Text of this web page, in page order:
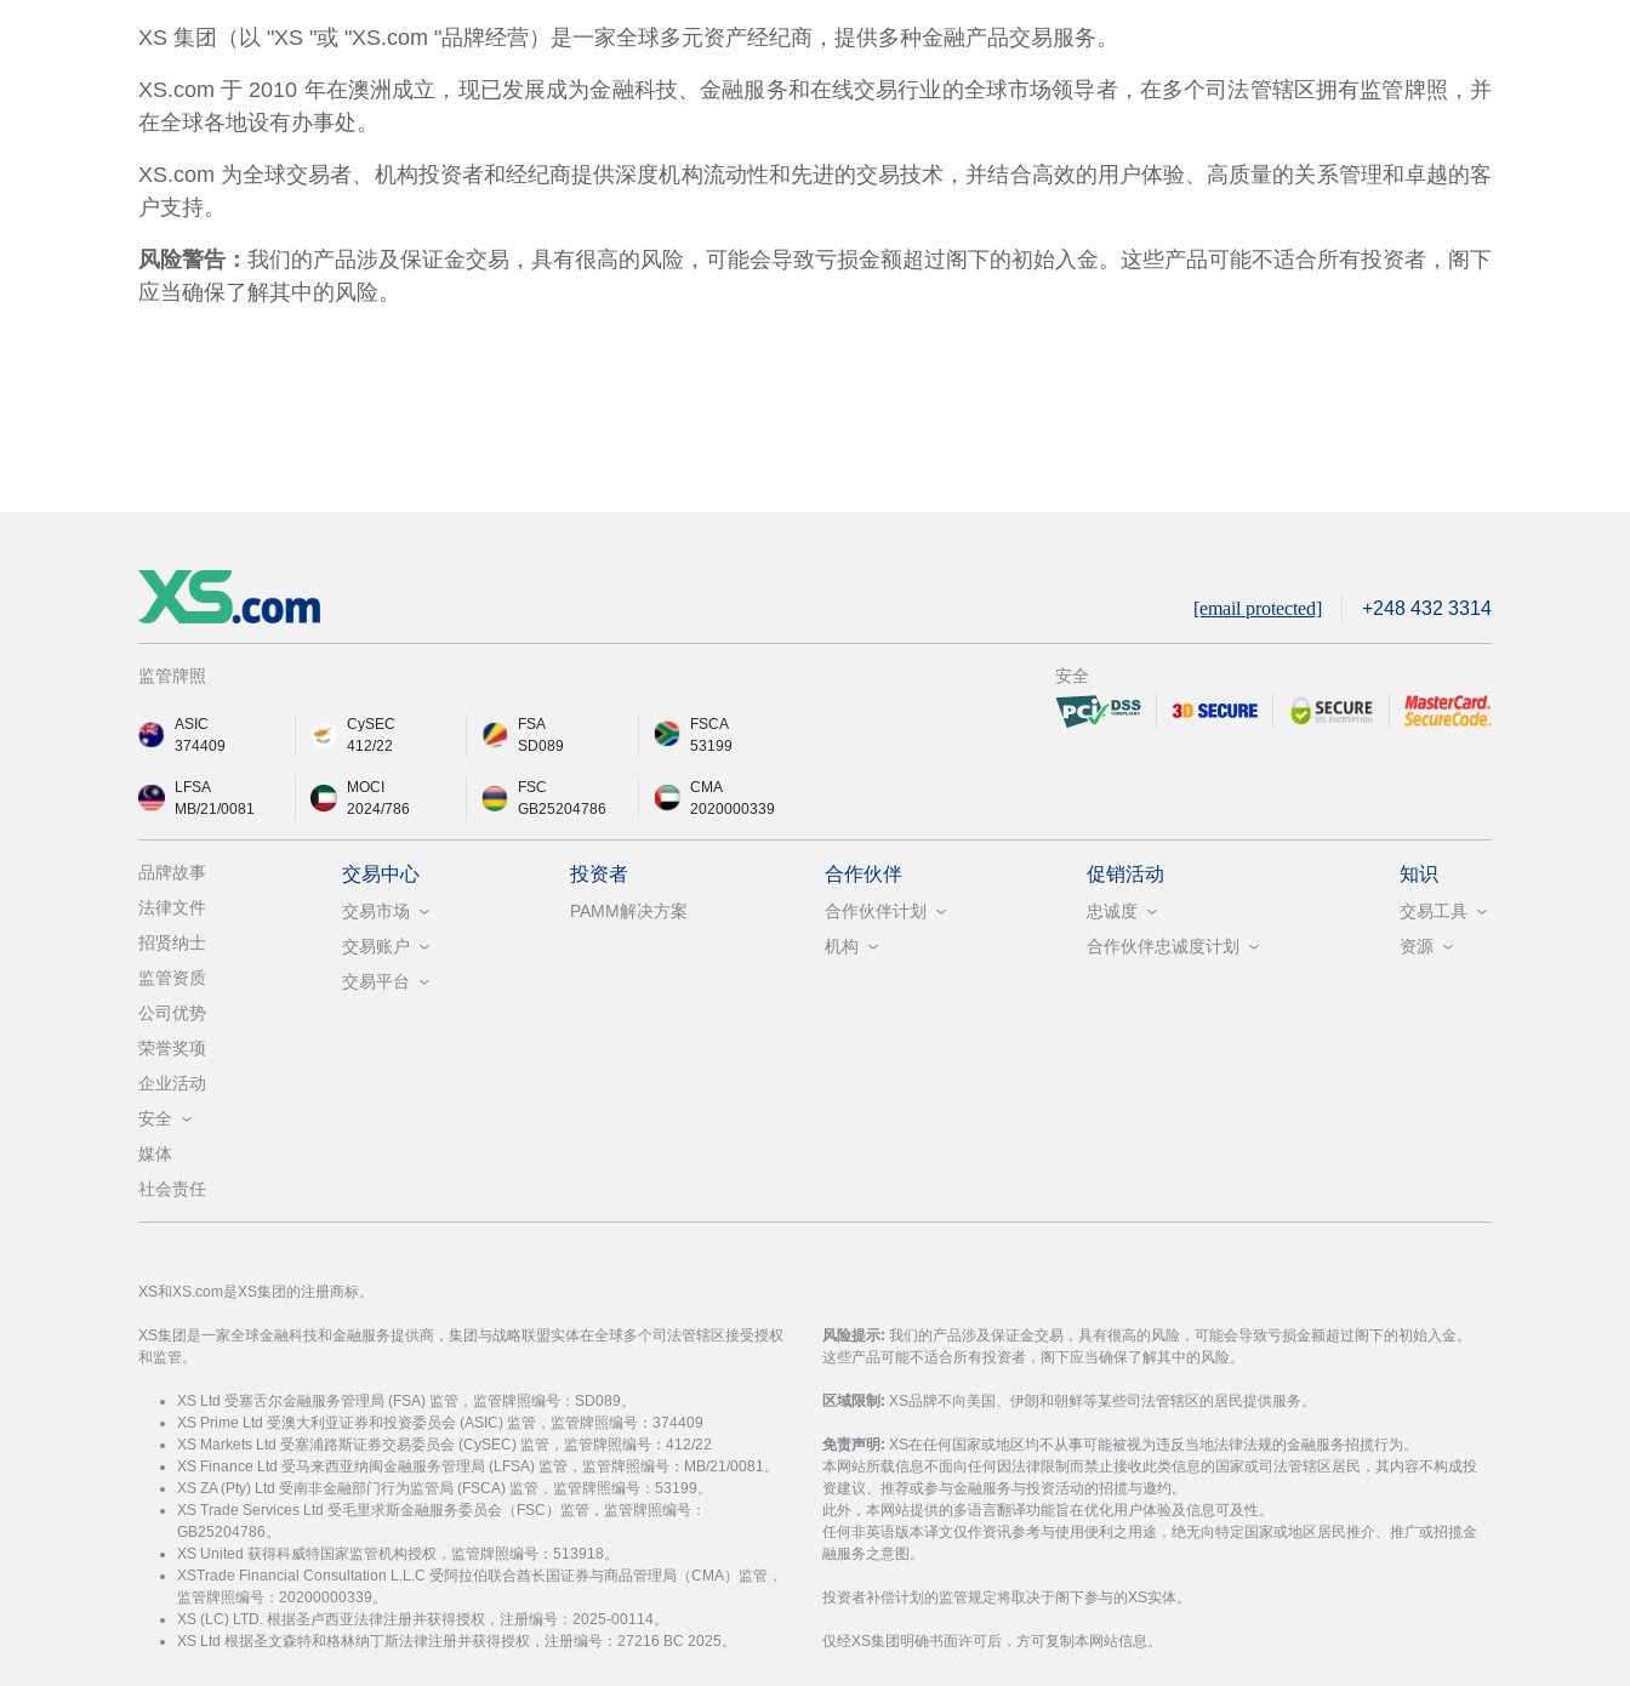
XS 集团（以 "XS "或 "XS.com "品牌经营）是一家全球多元资产经纪商，提供多种金融产品交易服务。
XS.com 于 2010 年在澳洲成立，现已发展成为金融科技、金融服务和在线交易行业的全球市场领导者，在多个司法管辖区拥有监管牌照，并
在全球各地设有办事处。
XS.com 为全球交易者、机构投资者和经纪商提供深度机构流动性和先进的交易技术，并结合高效的用户体验、高质量的关系管理和卓越的客
户支持。
风险警告： 我们的产品涉及保证金交易，具有很高的风险，可能会导致亏损金额超过阁下的初始入金。这些产品可能不适合所有投资者，阁下
应当确保了解其中的风险。
[email protected] +248 432 3314
监管牌照
ASIC
374409
CySEC
412/22
FSA
SD089
FSCA
53199
LFSA
MB/21/0081
MOCI
2024/786
FSC
GB25204786
CMA
2020000339
安全
品牌故事
法律文件
招贤纳士
监管资质
公司优势
荣誉奖项
企业活动
安全
媒体
社会责任
交易中心
交易市场
交易账户
交易平台
投资者
PAMM解决方案
合作伙伴
合作伙伴计划
机构
促销活动
忠诚度
合作伙伴忠诚度计划
知识
交易工具
资源
XS和XS.com是XS集团的注册商标。
XS集团是一家全球金融科技和金融服务提供商，集团与战略联盟实体在全球多个司法管辖区接受授权
和监管。
XS Ltd 受塞舌尔金融服务管理局 (FSA) 监管，监管牌照编号：SD089。
XS Prime Ltd 受澳大利亚证券和投资委员会 (ASIC) 监管，监管牌照编号：374409
XS Markets Ltd 受塞浦路斯证券交易委员会 (CySEC) 监管，监管牌照编号：412/22
XS Finance Ltd 受马来西亚纳闽金融服务管理局 (LFSA) 监管，监管牌照编号：MB/21/0081。
XS ZA (Pty) Ltd 受南非金融部门行为监管局 (FSCA) 监管，监管牌照编号：53199。
XS Trade Services Ltd 受毛里求斯金融服务委员会（FSC）监管，监管牌照编号：
GB25204786。
XS United 获得科威特国家监管机构授权，监管牌照编号：513918。
XSTrade Financial Consultation L.L.C 受阿拉伯联合酋长国证券与商品管理局（CMA）监管，
监管牌照编号：20200000339。
XS (LC) LTD. 根据圣卢西亚法律注册并获得授权，注册编号：2025-00114。
XS Ltd 根据圣文森特和格林纳丁斯法律注册并获得授权，注册编号：27216 BC 2025。
风险提示: 我们的产品涉及保证金交易，具有很高的风险，可能会导致亏损金额超过阁下的初始入金。
这些产品可能不适合所有投资者，阁下应当确保了解其中的风险。
区域限制: XS品牌不向美国、伊朗和朝鲜等某些司法管辖区的居民提供服务。
免责声明: XS在任何国家或地区均不从事可能被视为违反当地法律法规的金融服务招揽行为。
本网站所载信息不面向任何因法律限制而禁止接收此类信息的国家或司法管辖区居民，其内容不构成投
资建议、推荐或参与金融服务与投资活动的招揽与邀约。
此外，本网站提供的多语言翻译功能旨在优化用户体验及信息可及性。
任何非英语版本译文仅作资讯参考与使用便利之用途，绝无向特定国家或地区居民推介、推广或招揽金
融服务之意图。
投资者补偿计划的监管规定将取决于阁下参与的XS实体。
仅经XS集团明确书面许可后，方可复制本网站信息。